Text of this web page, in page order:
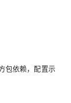
包依赖，配置示